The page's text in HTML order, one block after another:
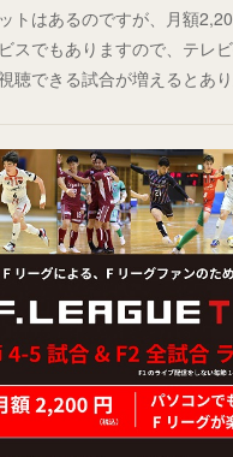
トはあるのですが、月額
スでもありますので、テレ
聴できる試合が増えるとあり